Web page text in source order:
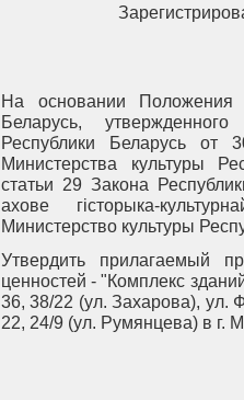
На основании Положения
Беларусь,
Республики Беларусь
Министерства культуры
статьи 29 Закона
ахове гiсторыка-
Министерство культуры
Утвердить прилагаемый
ценностей - "Комплекс
36, 38/22 (ул. Захарова), ул.
22, 24/9 (ул. Румянцева) в г.